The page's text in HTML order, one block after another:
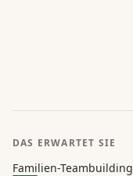
DAS ERWARTET SIE
Familien-Teambuilding